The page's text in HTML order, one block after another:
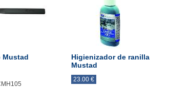
Mustad
Higienizador de ranilla
Mustad
23.00 €